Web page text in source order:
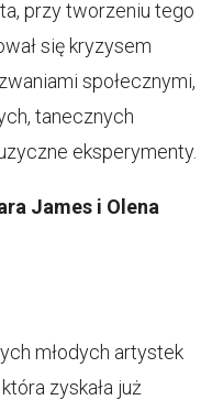
przy tworzeniu tego
się kryzysem
społecznymi,
tanecznych
eksperymenty.
James i Olena
młodych artystek
zyskała już